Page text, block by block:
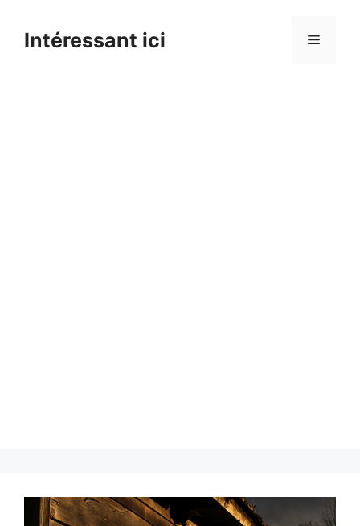
contentIntéressant ici Menu